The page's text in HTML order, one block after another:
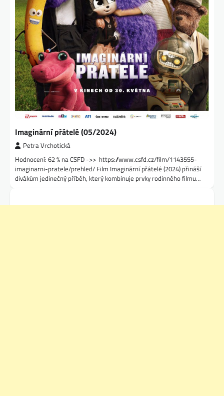
Imaginární přátelé (05/2024)
Petra Vrchotická
Hodnocení: 62 % na CSFD ->> https://www.csfd.cz/film/1143555-
imaginarni-pratele/prehled/ Film Imaginární přátelé (2024) přináší
divákům jedinečný příběh, který kombinuje prvky rodinného filmu…